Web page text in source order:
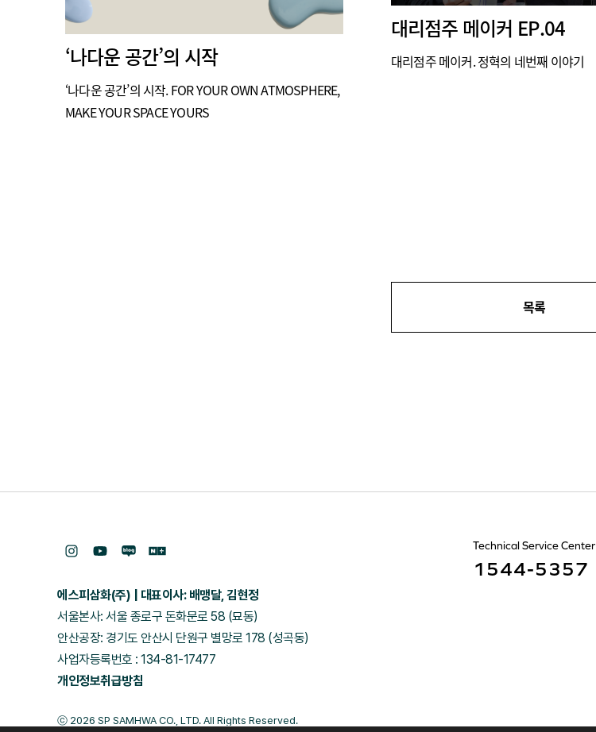
‘나다운 공간’의 시작
‘나다운 공간’의 시작. FOR YOUR OWN ATMOSPHERE,
MAKE YOUR SPACE YOURS
대리점주 메이커 EP.04
대리점주 메이커. 정혁의 네번째 이야기
목록
에스피삼화(주)
대표이사: 배맹달, 김현정
서울본사: 서울 종로구 돈화문로 58 (묘동)
안산공장: 경기도 안산시 단원구 별망로 178 (성곡동)
사업자등록번호 : 134-81-17477
개인정보취급방침
Technical Service Center
1544-5357
ⓒ 2026 SP SAMHWA CO., LTD. All Rights Reserved.